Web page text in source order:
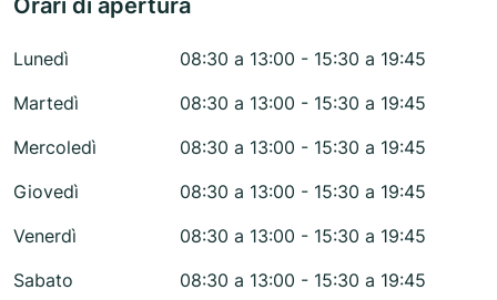
Orari di apertura
Lunedì
08:30 a 13:00 - 15:30 a 19:45
Martedì
08:30 a 13:00 - 15:30 a 19:45
Mercoledì
08:30 a 13:00 - 15:30 a 19:45
Giovedì
08:30 a 13:00 - 15:30 a 19:45
Venerdì
08:30 a 13:00 - 15:30 a 19:45
Sabato
08:30 a 13:00 - 15:30 a 19:45